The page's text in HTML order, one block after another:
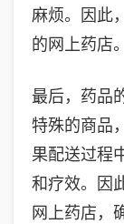
麻烦。因此
的网上药店。
最后，药品
特殊的商品
果配送过程
和疗效。因
网上药店，